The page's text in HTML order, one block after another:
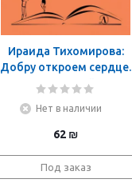
Ираида Тихомирова:
Добру откроем сердце.
Секреты семейного
пособие
Нет в наличии
62 ₪
Под заказ